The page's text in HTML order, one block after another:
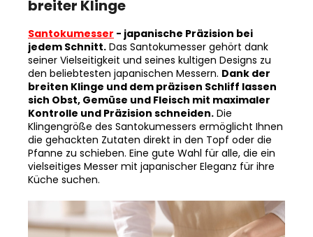
Santokumesser- japanische Präzision bei
jedem Schnitt. Das Santokumesser gehört dank
seiner Vielseitigkeit und seines kultigen Designs zu
den beliebtesten japanischen Messern. Dank der
breiten Klinge und dem präzisen Schliff lassen
sich Obst, Gemüse und Fleisch mit maximaler
Kontrolle und Präzision schneiden. Die
Klingengröße des Santokumessers ermöglicht Ihnen
die gehackten Zutaten direkt in den Topf oder die
Pfanne zu schieben. Eine gute Wahl für alle, die ein
vielseitiges Messer mit japanischer Eleganz für ihre
Küche suchen.